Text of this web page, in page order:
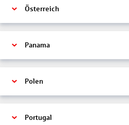
Österreich
Panama
Polen
Portugal